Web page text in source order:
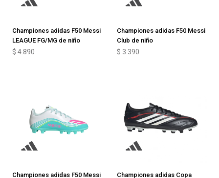
Championes adidas F50 Messi
LEAGUE FG/MG de niño
$ 4.890
Championes adidas F50 Messi
Club de niño
$ 3.390
Championes adidas F50 Messi Championes adidas Copa